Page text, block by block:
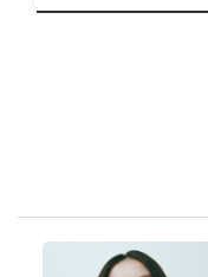
2022」発売中！